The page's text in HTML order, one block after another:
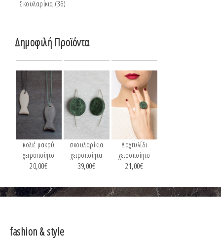
Σκουλαρίκια (36)
Δημοφιλή Προϊόντα
κολιέ μακρύ
χειροποίητο
20,00€
σκουλαρίκια
χειροποίητα
39,00€
Δαχτυλίδι
χειροποίητο
21,00€
fashion & style